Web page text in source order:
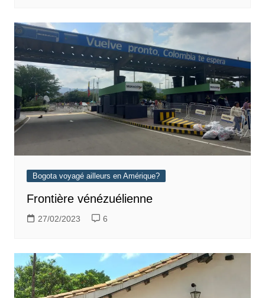
Bogota voyagé ailleurs en Amérique?
Frontière vénézuélienne
27/02/2023 6